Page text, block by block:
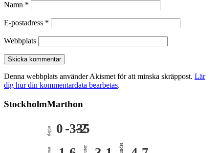
Namn *
E-postadress *
Webbplats
Denna webbplats använder Akismet för att minska skräppost. Lär
dig hur din kommentardata bearbetas.
StockholmMarthon
dagar 0 -335
-2